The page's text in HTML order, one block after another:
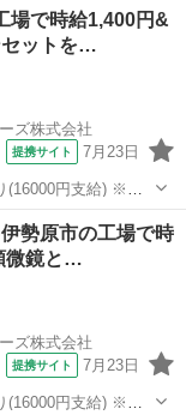
場で時給1,400円&
ットを…
ズ株式会社
提携サイト 7月23日
(16000円支給) ※条
勢原市の工場で時
微鏡と…
ズ株式会社
提携サイト 7月23日
(16000円支給) ※条